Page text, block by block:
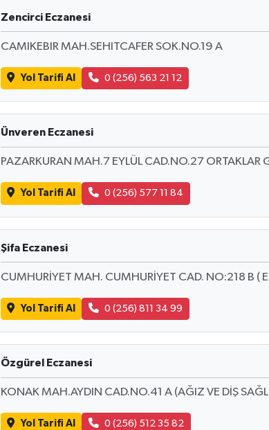
Zencirci Eczanesi
CAMIKEBIR MAH.SEHITCAFER SOK.NO.19 A
Yol Tarifi Al 0 (256) 563 21 12
Ünveren Eczanesi
PAZARKURAN MAH.7 EYLÜL CAD.NO.27 ORTAKLAR
Yol Tarifi Al 0 (256) 577 11 84
Şifa Eczanesi
CUMHURİYET MAH. CUMHURİYET CAD. NO:218 B (
Yol Tarifi Al 0 (256) 811 34 99
Özgürel Eczanesi
KONAK MAH.AYDIN CAD.NO.41 A (AĞIZ VE DİŞ
Yol Tarifi Al 0 (256) 512 35 82